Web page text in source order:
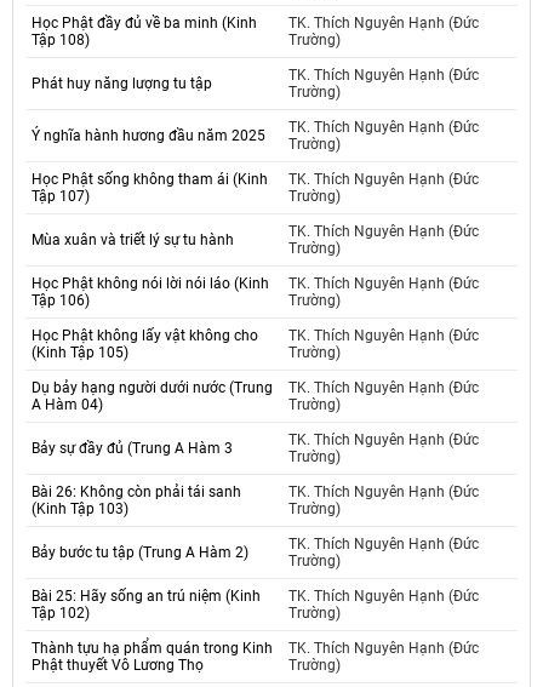
Học Phật đầy đủ về ba minh (Kinh
Tập 108)
TK. Thích Nguyên Hạnh (Đức
Trường)
Phát huy năng lượng tu tập
TK. Thích Nguyên Hạnh (Đức
Trường)
Ý nghĩa hành hương đầu năm 2025
TK. Thích Nguyên Hạnh (Đức
Trường)
Học Phật sống không tham ái (Kinh
Tập 107)
TK. Thích Nguyên Hạnh (Đức
Trường)
Mùa xuân và triết lý sự tu hành
TK. Thích Nguyên Hạnh (Đức
Trường)
Học Phật không nói lời nói láo (Kinh
Tập 106)
TK. Thích Nguyên Hạnh (Đức
Trường)
Học Phật không lấy vật không cho
(Kinh Tập 105)
TK. Thích Nguyên Hạnh (Đức
Trường)
Dụ bảy hạng người dưới nước (Trung
A Hàm 04)
TK. Thích Nguyên Hạnh (Đức
Trường)
Bảy sự đầy đủ (Trung A Hàm 3
TK. Thích Nguyên Hạnh (Đức
Trường)
Bài 26: Không còn phải tái sanh
(Kinh Tập 103)
TK. Thích Nguyên Hạnh (Đức
Trường)
Bảy bước tu tập (Trung A Hàm 2)
TK. Thích Nguyên Hạnh (Đức
Trường)
Bài 25: Hãy sống an trú niệm (Kinh
Tập 102)
TK. Thích Nguyên Hạnh (Đức
Trường)
Thành tựu hạ phẩm quán trong Kinh
Phật thuyết Vô Lương Thọ
TK. Thích Nguyên Hạnh (Đức
Trường)